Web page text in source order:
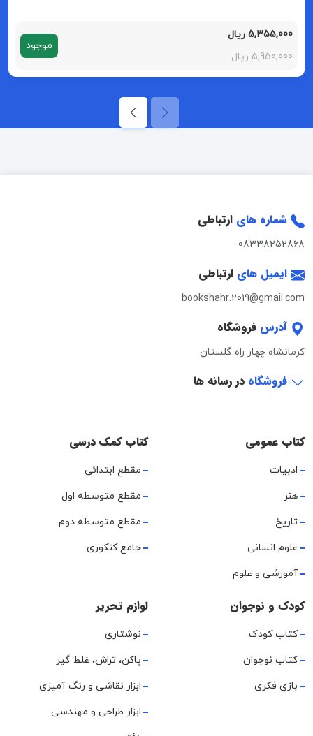
5,355,000 ریال
5,950,000 ریال
موجود
شماره های ارتباطی
08338252868
ایمیل های ارتباطی
bookshahr.2019@gmail.com
آدرس فروشگاه
کرمانشاه چهار راه گلستان
فروشگاه در رسانه ها
کتاب عمومی
ادبیات
هنر
تاریخ
علوم انسانی
آموزشی و علوم
کتاب کمک درسی
مقطع ابتدائی
مقطع متوسطه اول
مقطع متوسطه دوم
جامع کنکوری
کودک و نوجوان
کتاب کودک
کتاب نوجوان
بازی فکری
لوازم تحریر
نوشتاری
پاکن، تراش، غلط گیر
ابزار نقاشی و رنگ آمیزی
ابزار طراحی و مهندسی